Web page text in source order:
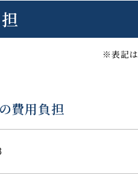
※表記
費用負担